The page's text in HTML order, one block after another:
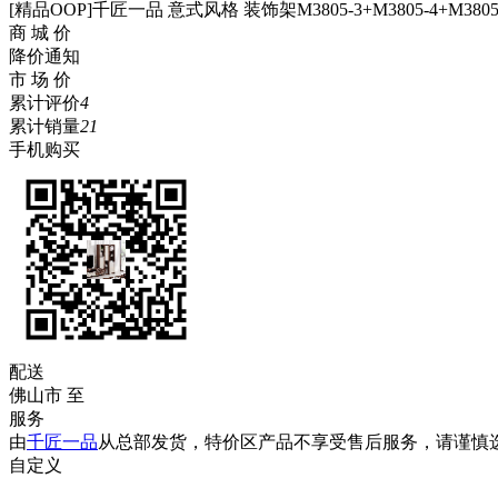
[精品OOP]千匠一品 意式风格 装饰架M3805-3+M3805-
商 城 价
降价通知
市 场 价
累计评价4
累计销量21
手机购买
配送
佛山市 至
服务
由千匠一品从总部发货，特价区产品不享受售后服务，请谨慎
自定义